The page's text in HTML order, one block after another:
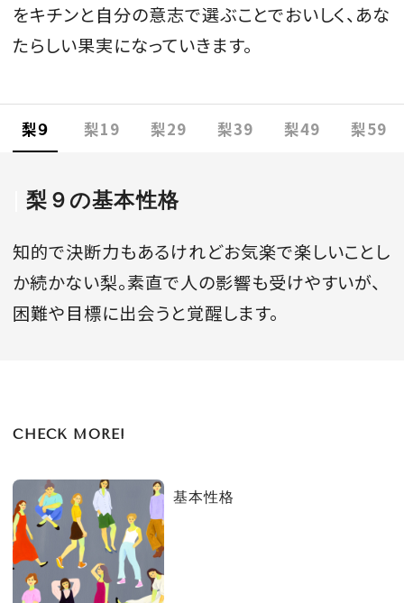
をキチンと自分の意志で選ぶことでおいしく、あな
たらしい果実になっていきます。
梨９ 梨19 梨29 梨39 梨49 梨59
梨９の基本性格
知的で決断力もあるけれどお気楽で楽しいことし
か続かない梨。素直で人の影響も受けやすいが、
困難や目標に出会うと覚醒します。
CHECK MORE!
基本性格